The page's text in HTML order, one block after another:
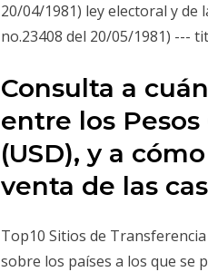
20/04/1981) ley electoral y de
no.23408 del 20/05/1981) ---
Consulta a
entre los
(USD), y a
venta de las
Top10 Sitios de
sobre los países a los que se